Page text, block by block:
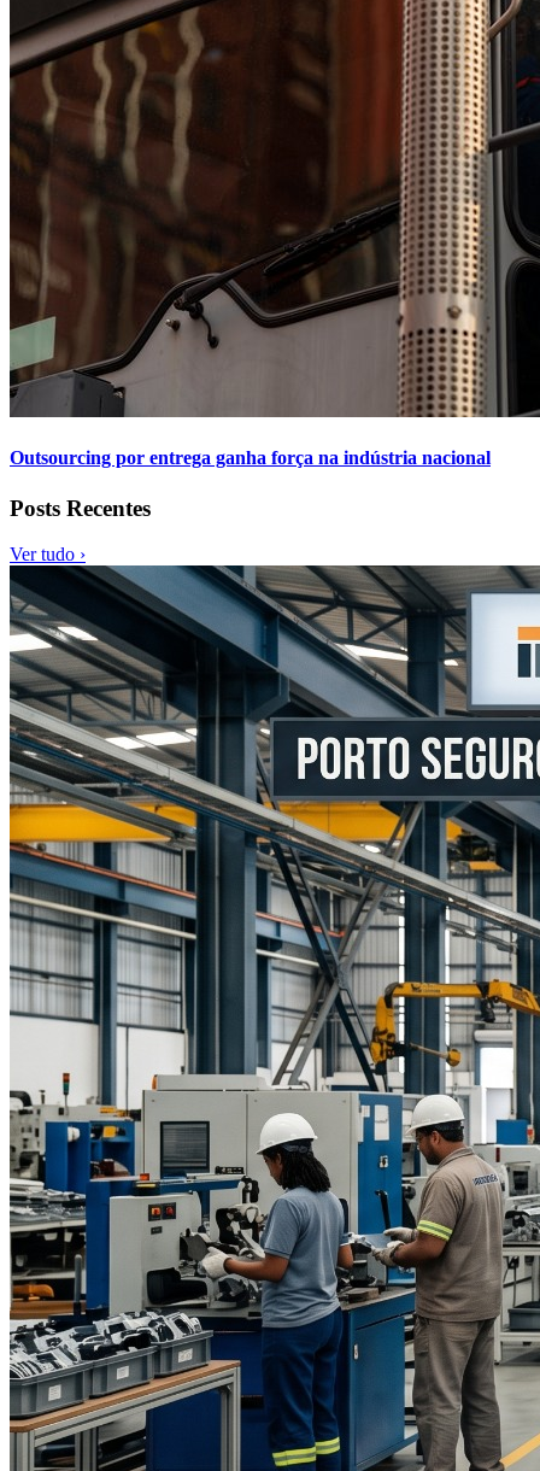
Outsourcing por entrega ganha força na indústria nacional
Posts Recentes
Ver tudo ›